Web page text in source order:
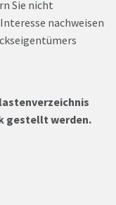
Sie nicht
nachweisen
gestellt werden.